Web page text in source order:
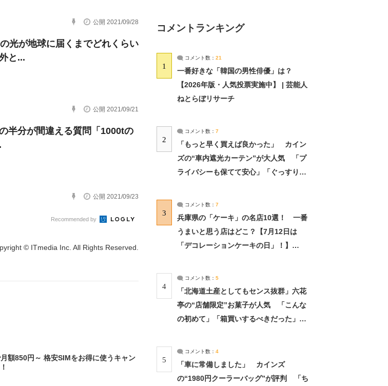
公開 2021/09/28
光が地球に届くまでどれくらい
と...
公開 2021/09/21
半分が間違える質問「1000tの
公開 2021/09/23
Recommended by
© ITmedia Inc. All Rights Reserved.
額850円～ 格安SIMをお得に使うキャン
コメントランキング
1
コメント数： 21
一番好きな「韓国の男性俳優」は？
【2026年版・人気投票実施中】 | 芸能人
ねとらぼリサーチ
2
コメント数： 7
「もっと早く買えば良かった」 カイン
ズの“車内遮光カーテン”が大人気 「プ
ライバシーも保てて安心」「ぐっすり眠
3
コメント数： 7
兵庫県の「ケーキ」の名店10選！ 一番
うまいと思う店はどこ？【7月12日は
「デコレーションケーキの日」！】
4
コメント数： 5
「北海道土産としてもセンス抜群」六花
亭の“店舗限定”お菓子が人気 「こんな
の初めて」「箱買いするべきだった」
5
コメント数： 4
「車に常備しました」 カインズ
の“1980円クーラーバッグ”が評判 「ち